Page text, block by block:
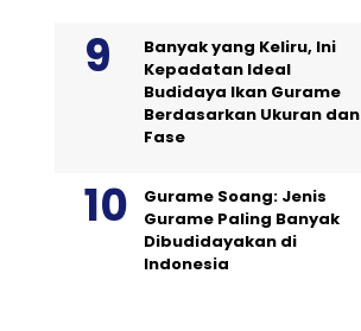
Banyak yang Keliru, Ini
Kepadatan Ideal
Budidaya Ikan Gurame
Berdasarkan Ukuran dan
Fase
Gurame Soang: Jenis
Gurame Paling Banyak
Dibudidayakan di
Indonesia